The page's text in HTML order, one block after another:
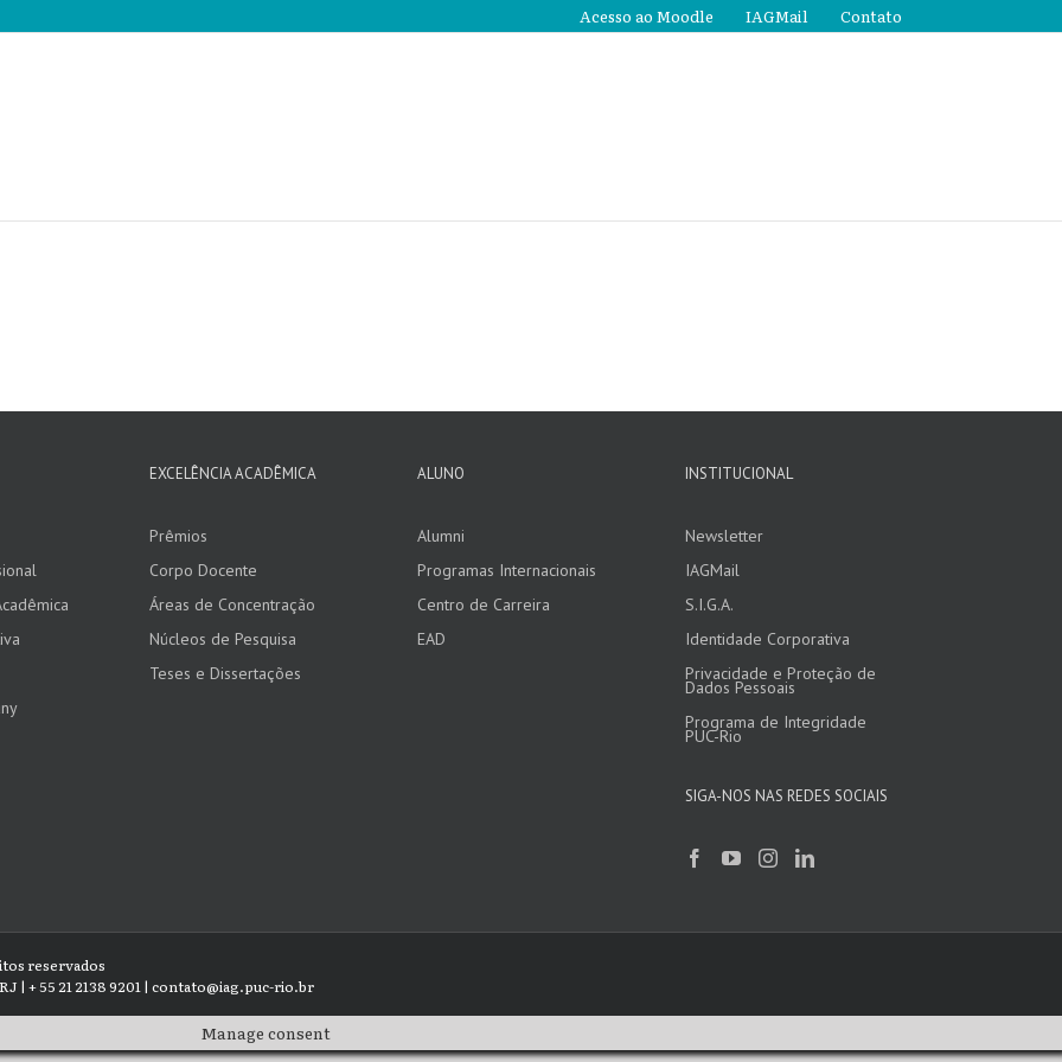
Acesso ao Moodle IAGMail Contato
EXCELÊNCIA ACADÊMICA
Prêmios
Corpo Docente
Áreas de Concentração
Núcleos de Pesquisa
Teses e Dissertações
ALUNO
Alumni
Programas Internacionais
Centro de Carreira
EAD
INSTITUCIONAL
Newsletter
IAGMail
S.I.G.A.
Identidade Corporativa
Privacidade e Proteção de
Dados Pessoais
Programa de Integridade
PUC-Rio
SIGA-NOS NAS REDES SOCIAIS
reservados
| + 55 21 2138 9201 | contato@iag.puc-rio.br
Manage consent